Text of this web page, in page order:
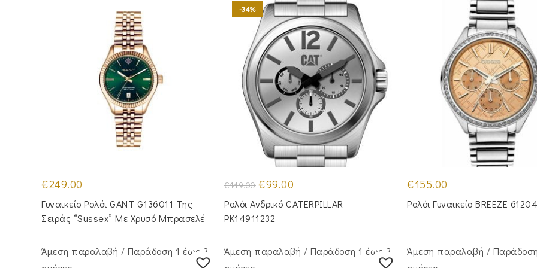
€249.00
Γυναικείο Ρολόι GANT G136011 Της
Σειράς “Sussex” Με Χρυσό Μπρασελέ
-34%
€149.00 Original
price
was:
€149.00.
€99.00
τιμή
είναι:
Ρολόι Ανδρικό CATERPILLAR
PK14911232
€155.00
Ρολόι Γυναικείο BREEZE
Άμεση παραλαβή / Παράδoση 1 έως 3
Άμεση παραλαβή / Παράδoση 1 έως 3
Άμεση παραλαβή /